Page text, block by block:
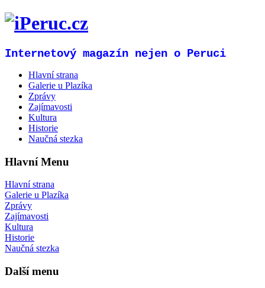
Internetový magazín nejen o Peruci
Hlavní strana
Galerie u Plazíka
Zprávy
Zajímavosti
Kultura
Historie
Naučná stezka
Hlavní Menu
Hlavní strana
Galerie u Plazíka
Zprávy
Zajímavosti
Kultura
Historie
Naučná stezka
Další menu